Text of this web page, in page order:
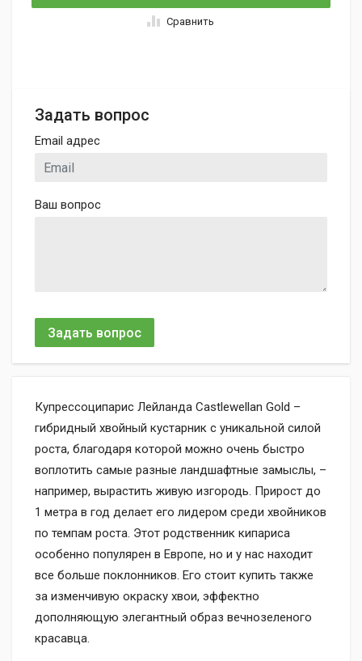
Сравнить
Задать вопрос
Email адрес
Ваш вопрос
Задать вопрос
Купрессоципарис Лейланда Castlewellan Gold –
гибридный хвойный кустарник с уникальной силой
роста, благодаря которой можно очень быстро
воплотить самые разные ландшафтные замыслы, –
например, вырастить живую изгородь. Прирост до
1 метра в год делает его лидером среди хвойников
по темпам роста. Этот родственник кипариса
особенно популярен в Европе, но и у нас находит
все больше поклонников. Его стоит купить также
за изменчивую окраску хвои, эффектно
дополняющую элегантный образ вечнозеленого
красавца.